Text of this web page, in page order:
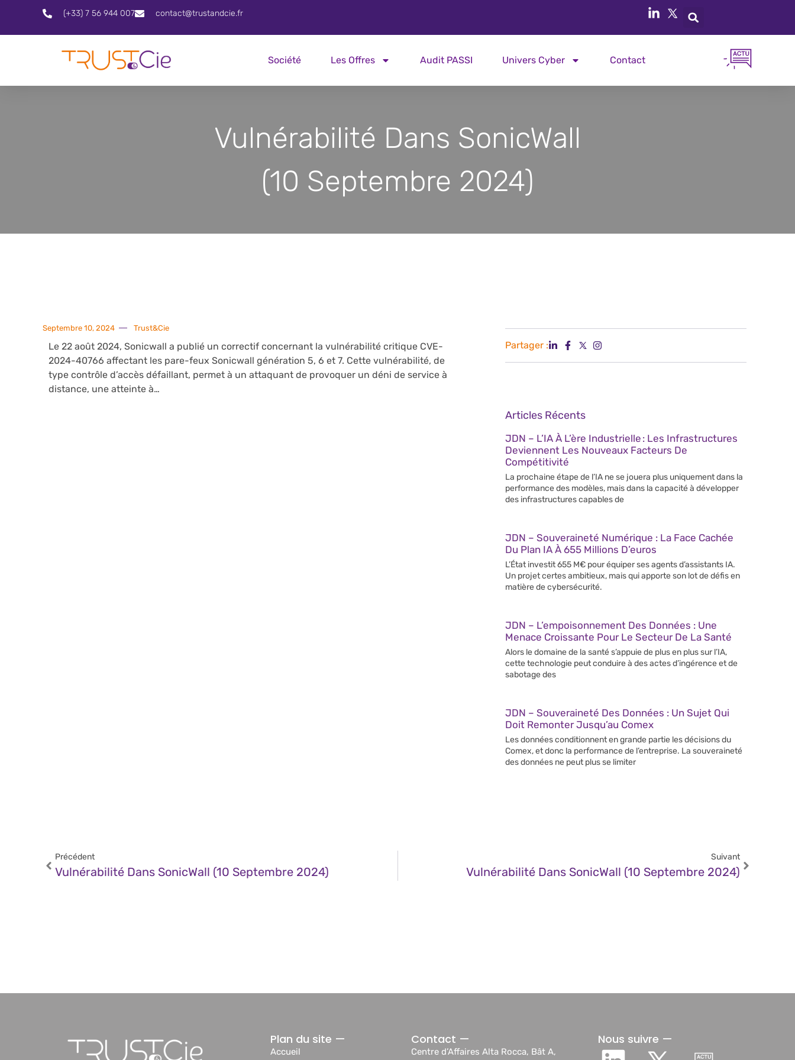
(+33) 7 56 944 007 contact@trustandcie.fr
Société Les Offres Audit PASSI Univers Cyber Contact
Vulnérabilité Dans SonicWall
(10 Septembre 2024)
Septembre 10, 2024 Trust&Cie
Le 22 août 2024, Sonicwall a publié un correctif concernant la vulnérabilité critique CVE-
2024-40766 affectant les pare-feux Sonicwall génération 5, 6 et 7. Cette vulnérabilité, de
type contrôle d’accès défaillant, permet à un attaquant de provoquer un déni de service à
distance, une atteinte à…
Partager :
Articles Récents
JDN – L’IA À L’ère Industrielle : Les Infrastructures
Deviennent Les Nouveaux Facteurs De
Compétitivité
La prochaine étape de l’IA ne se jouera plus uniquement dans la
performance des modèles, mais dans la capacité à développer
des infrastructures capables de
JDN – Souveraineté Numérique : La Face Cachée
Du Plan IA À 655 Millions D’euros
L’État investit 655 M€ pour équiper ses agents d’assistants IA.
Un projet certes ambitieux, mais qui apporte son lot de défis en
matière de cybersécurité.
JDN – L’empoisonnement Des Données : Une
Menace Croissante Pour Le Secteur De La Santé
Alors le domaine de la santé s’appuie de plus en plus sur l’IA,
cette technologie peut conduire à des actes d’ingérence et de
sabotage des
JDN – Souveraineté Des Données : Un Sujet Qui
Doit Remonter Jusqu’au Comex
Les données conditionnent en grande partie les décisions du
Comex, et donc la performance de l’entreprise. La souveraineté
des données ne peut plus se limiter
Précédent
Vulnérabilité Dans SonicWall (10 Septembre 2024)
Suivant
Vulnérabilité Dans SonicWall (10 Septembre 2024)
Plan du site —
Accueil
Contact —
Centre d’Affaires Alta Rocca, Bât A,
Nous suivre —